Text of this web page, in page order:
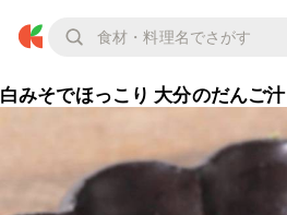
白みそでほっこり 大分のだんご汁